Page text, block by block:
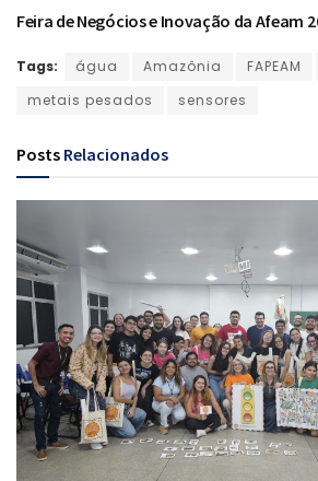
Feira de Negócios e Inovação da Afeam
Tags: água Amazônia FAPEAM
metais pesados
sensores
Posts Relacionados